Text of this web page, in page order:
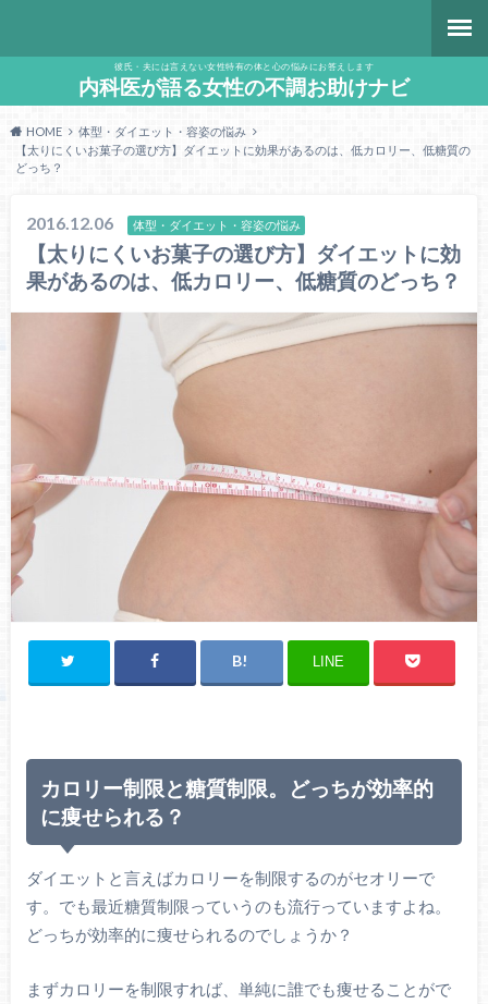
彼氏・夫には言えない女性特有の体と心の悩みにお答えします
内科医が語る女性の不調お助けナビ
HOME
体型・ダイエット・容姿の悩み
【太りにくいお菓子の選び方】ダイエットに効果があるのは、低カロリー、低糖質の
どっち？
2016.12.06 体型・ダイエット・容姿の悩み
【太りにくいお菓子の選び方】ダイエットに効
果があるのは、低カロリー、低糖質のどっち？
LINE
カロリー制限と糖質制限。どっちが効率的
に痩せられる？
ダイエットと言えばカロリーを制限するのがセオリーで
す。でも最近糖質制限っていうのも流行っていますよね。
どっちが効率的に痩せられるのでしょうか？
まずカロリーを制限すれば、単純に誰でも痩せることがで